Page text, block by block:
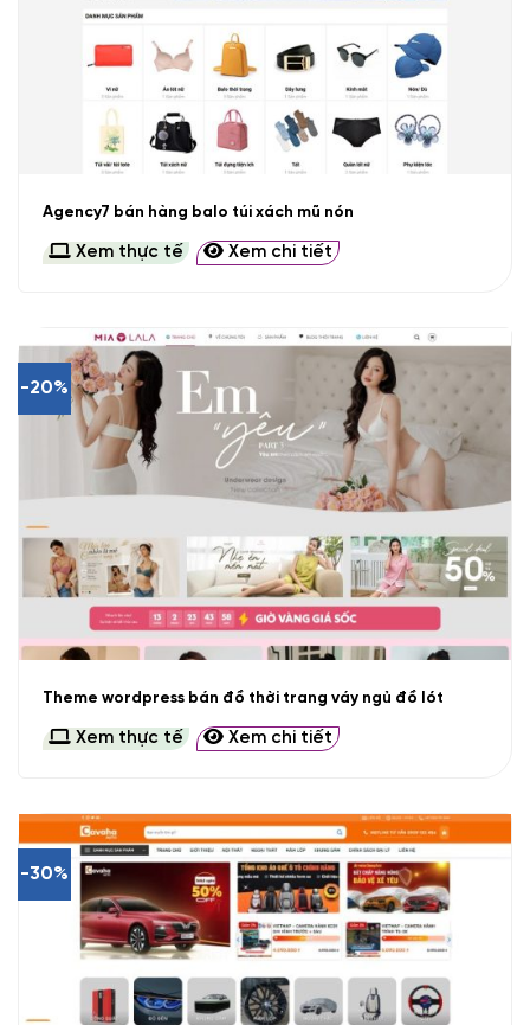
Agency7 bán hàng balo túi xách mũ nón
Xem thực tế Xem chi tiết
-20%
Theme wordpress bán đồ thời trang váy ngủ đồ lót
Xem thực tế Xem chi tiết
-30%